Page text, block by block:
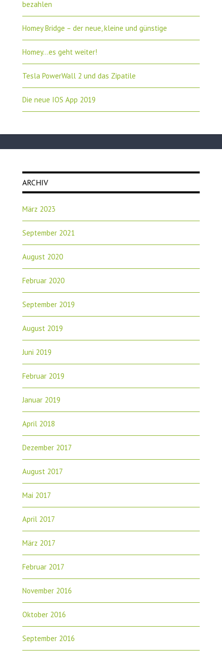
bezahlen
Homey Bridge – der neue, kleine und günstige
Homey…es geht weiter!
Tesla PowerWall 2 und das Zipatile
Die neue IOS App 2019
ARCHIV
März 2023
September 2021
August 2020
Februar 2020
September 2019
August 2019
Juni 2019
Februar 2019
Januar 2019
April 2018
Dezember 2017
August 2017
Mai 2017
April 2017
März 2017
Februar 2017
November 2016
Oktober 2016
September 2016